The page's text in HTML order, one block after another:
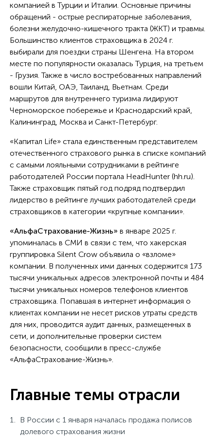
компанией в Турции и Италии. Основные причины
обращений - острые респираторные заболевания,
болезни желудочно-кишечного тракта (ЖКТ) и травмы.
Большинство клиентов страховщика в 2024 г.
выбирали для поездки страны Шенгена. На втором
месте по популярности оказалась Турция, на третьем
- Грузия. Также в число востребованных направлений
вошли Китай, ОАЭ, Таиланд, Вьетнам. Среди
маршрутов для внутреннего туризма лидируют
Черноморское побережье и Краснодарский край,
Калининград, Москва и Санкт-Петербург.
«Капитал Life» стала единственным представителем
отечественного страхового рынка в списке компаний
с самыми лояльными сотрудниками в рейтинге
работодателей России портала HeadHunter (hh.ru).
Также страховщик пятый год подряд подтвердил
лидерство в рейтинге лучших работодателей среди
страховщиков в категории «крупные компании».
«АльфаСтрахование-Жизнь» в январе 2025 г.
упоминалась в СМИ в связи с тем, что хакерская
группировка Silent Crow объявила о «взломе»
компании. В полученных ими данных содержится 173
тысячи уникальных адресов электронной почты и 484
тысячи уникальных номеров телефонов клиентов
страховщика. Попавшая в интернет информация о
клиентах компании не несет рисков утраты средств
для них, проводится аудит данных, размещенных в
сети, и дополнительные проверки систем
безопасности, сообщили в пресс-службе
«АльфаСтрахование-Жизнь».
Главные темы отрасли
В России с 1 января началась продажа полисов
долевого страхования жизни